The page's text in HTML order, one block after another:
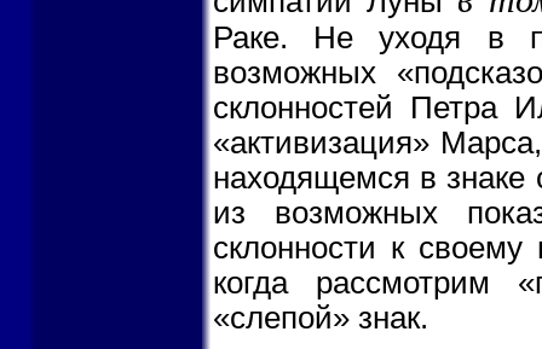
Раке. Не уходя в
возможных
склонностей Петра
«активизация»
находящемся в
из возможных
склонности к
когда рассмотрим
«слепой» знак.